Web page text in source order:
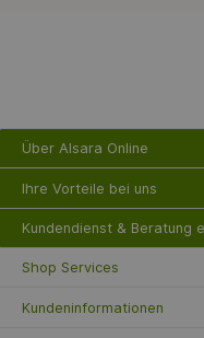
einem zeitlos-
Gegebenheiten jeder
dass das Zubehör, wie
Probenahmeventile,
aber auf Anfrage
Über Alsara Online
Ihre Vorteile bei uns
Kundendienst & Beratung
Shop Services
Kundeninformationen